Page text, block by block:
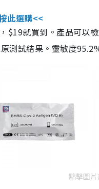
此選購<<
$19就買到。產品可
測試結果。靈敏度
點擊圖